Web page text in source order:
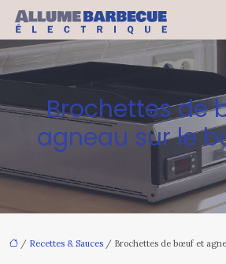
Brochettes de
agneau sur le
/ Recettes & Sauces / Brochettes de bœuf et